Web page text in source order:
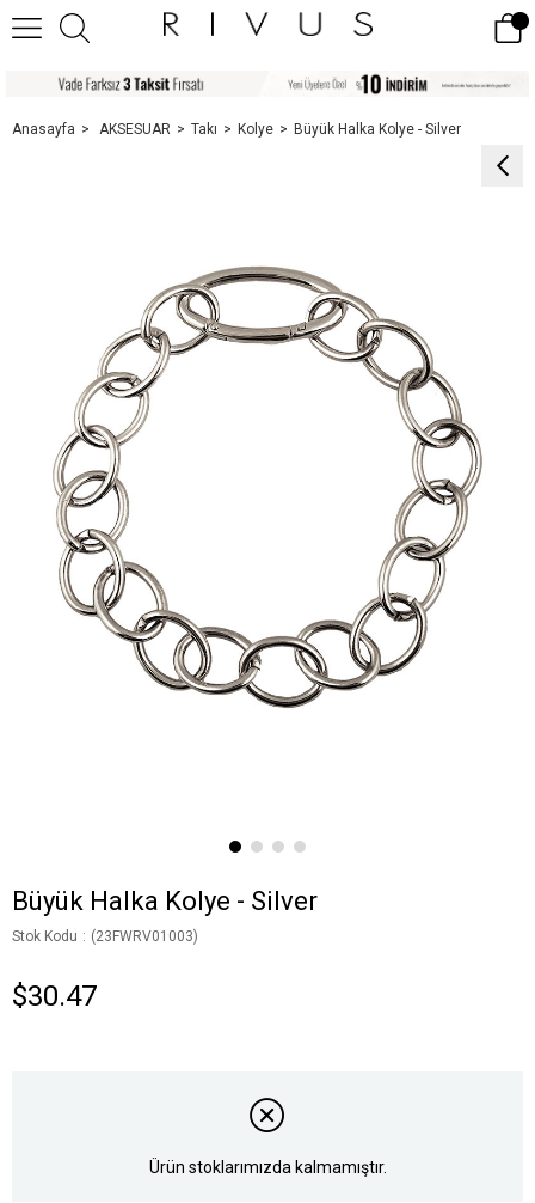
Anasayfa AKSESUAR Takı Kolye Büyük Halka Kolye - Silver
Büyük Halka Kolye - Silver
Stok Kodu (23FWRV01003)
$30.47
Ürün stoklarımızda kalmamıştır.